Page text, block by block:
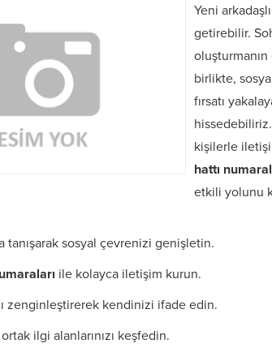
Yeni
getirebilir.
birlikte,
fırsatı
kişilerle
hattı
etkili yolunu
tanışarak sosyal çevrenizi genişletin.
ile kolayca iletişim kurun.
zenginleştirerek kendinizi ifade edin.
ilgi alanlarınızı keşfedin.